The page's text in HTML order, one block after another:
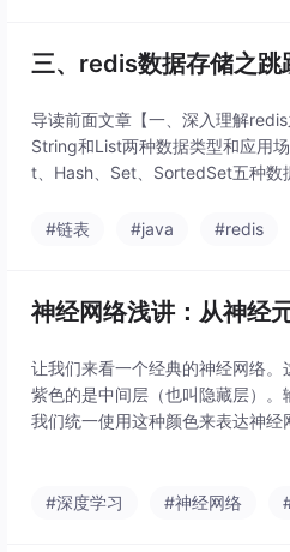
三、redis数据存储之跳
导读前面文章【一、深入理解
String和List两种数据类型和应用
t、Hash、Set、SortedSet五种数
#链表 #java #redis
神经网络浅讲：从神经
让我们来看一个经典的神经网络。
紫色的是中间层（也叫隐藏层）
我们统一使用这种颜色来表达神
#深度学习
#神经网络